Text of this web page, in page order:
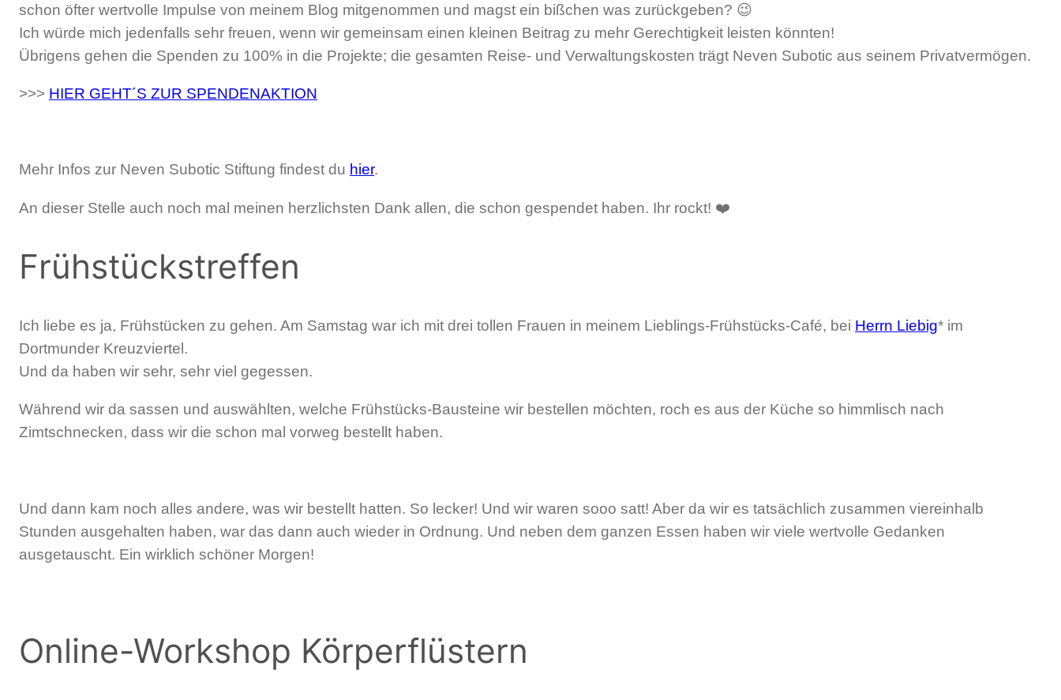
schon öfter wertvolle Impulse von meinem Blog mitgenommen und magst ein bißchen was zurückgeben? 😉
Ich würde mich jedenfalls sehr freuen, wenn wir gemeinsam einen kleinen Beitrag zu mehr Gerechtigkeit leisten könnten!
Übrigens gehen die Spenden zu 100% in die Projekte; die gesamten Reise- und Verwaltungskosten trägt Neven Subotic aus seinem Privatvermögen.
>>> HIER GEHT´S ZUR SPENDENAKTION
Mehr Infos zur Neven Subotic Stiftung findest du hier.
An dieser Stelle auch noch mal meinen herzlichsten Dank allen, die schon gespendet haben. Ihr rockt! ❤️
Frühstückstreffen
Ich liebe es ja, Frühstücken zu gehen. Am Samstag war ich mit drei tollen Frauen in meinem Lieblings-Frühstücks-Café, bei Herrn Liebig* im
Dortmunder Kreuzviertel.
Und da haben wir sehr, sehr viel gegessen.
Während wir da sassen und auswählten, welche Frühstücks-Bausteine wir bestellen möchten, roch es aus der Küche so himmlisch nach
Zimtschnecken, dass wir die schon mal vorweg bestellt haben.
Und dann kam noch alles andere, was wir bestellt hatten. So lecker! Und wir waren sooo satt! Aber da wir es tatsächlich zusammen viereinhalb
Stunden ausgehalten haben, war das dann auch wieder in Ordnung. Und neben dem ganzen Essen haben wir viele wertvolle Gedanken
ausgetauscht. Ein wirklich schöner Morgen!
Online-Workshop Körperflüstern